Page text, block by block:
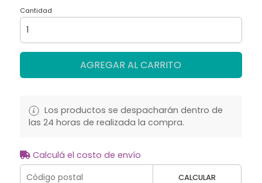
Cantidad
AGREGAR AL CARRITO
Los productos se despacharán dentro de
las 24 horas de realizada la compra.
Calculá el costo de envío
CALCULAR